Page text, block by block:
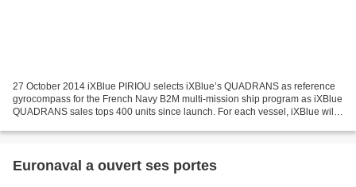
27 October 2014 iXBlue PIRIOU selects iXBlue’s QUADRANS as reference
gyrocompass for the French Navy B2M multi-mission ship program as iXBlue
QUADRANS sales tops 400 units since launch. For each vessel, iXBlue will
Euronaval a ouvert ses portes